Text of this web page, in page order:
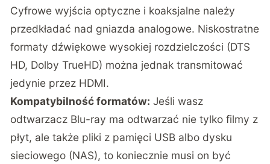
Cyfrowe wyjścia optyczne i koaksjalne należy
przedkładać nad gniazda analogowe. Niskostratne
formaty dźwiękowe wysokiej rozdzielczości (DTS
HD, Dolby TrueHD) można jednak transmitować
jedynie przez HDMI.
Kompatybilność formatów: Jeśli wasz
odtwarzacz Blu-ray ma odtwarzać nie tylko filmy z
płyt, ale także pliki z pamięci USB albo dysku
sieciowego (NAS), to koniecznie musi on być